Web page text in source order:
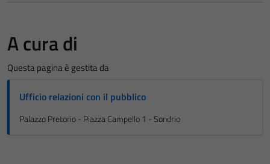
A cura di
Questa pagina è gestita da
Ufficio relazioni con il pubblico
Palazzo Pretorio - Piazza Campello 1 - Sondrio